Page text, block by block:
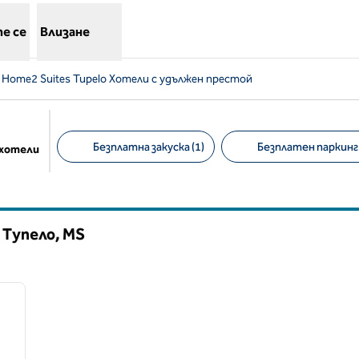
се Влизане
Home2 Suites Tupelo Хотели с удължен престой
Безплатна закуска (1) Безплатен паркинг
MS
следващо изображение